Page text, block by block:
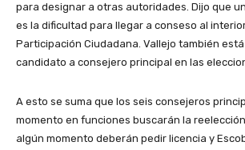
para designar a otras autoridades. Dijo que
es la dificultad para llegar a conseso al
Participación Ciudadana. Vallejo también
candidato a consejero principal en las
A esto se suma que los seis consejeros
momento en funciones buscarán la
algún momento deberán pedir licencia y